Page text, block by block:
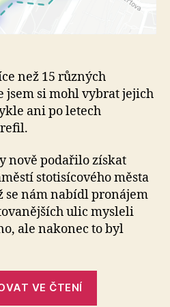
než 15 různých
jsem si mohl vybrat jejich
ani po letech
nově podařilo získat
stotisícového města
se nám nabídl pronájem
ulic mysleli
ale nakonec to byl
VE ČTENÍ